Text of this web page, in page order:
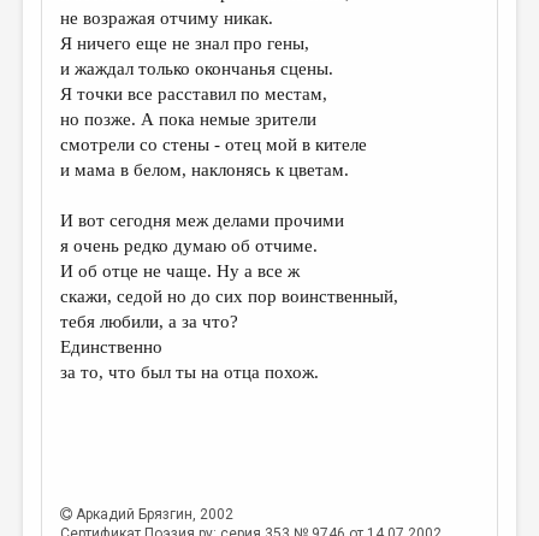
ИЗБРАННОЕ
ДАЙДЖЕСТ
ПРОИЗВЕДЕНИЯ
ПЕРЕВОДЫ
ДЕТСКАЯ КОМНАТА
КНИЖНАЯ ПОЛКА
ОБЗОР ЛИТЕРАТУРЫ
СТРАНИЦЫ ПАМЯТИ
РЕДКОЛЛЕГИЯ
не возражая отчиму никак.
Я ничего еще не знал про гены,
и жаждал только окончанья сцены.
Я точки все расставил по местам,
но позже. А пока немые зрители
смотрели со стены - отец мой в кителе
и мама в белом, наклонясь к цветам.
И вот сегодня меж делами прочими
я очень редко думаю об отчиме.
И об отце не чаще. Ну а все ж
скажи, седой но до сих пор воинственный,
тебя любили, а за что?
Единственно
за то, что был ты на отца похож.
Аркадий Брязгин, 2002